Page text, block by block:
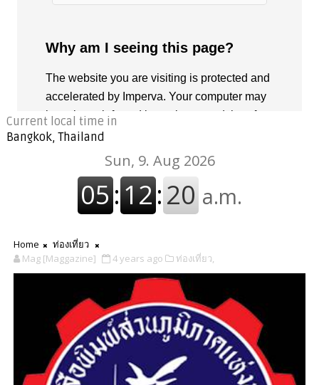
Current local time in
Bangkok, Thailand
Home
ท่องเที่ยว
Mag [Maggazine]
4 years ago ท่องเที่ยว,